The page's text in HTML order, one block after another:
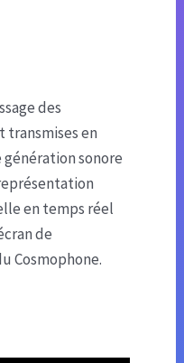
des
transmises en
sonore
en temps réel
de
Cosmophone.